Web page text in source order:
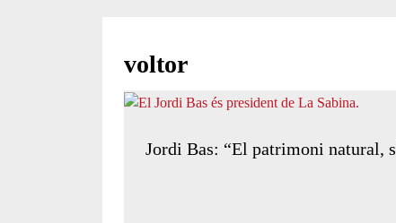
voltor
Jordi Bas: “El patrimoni natural,